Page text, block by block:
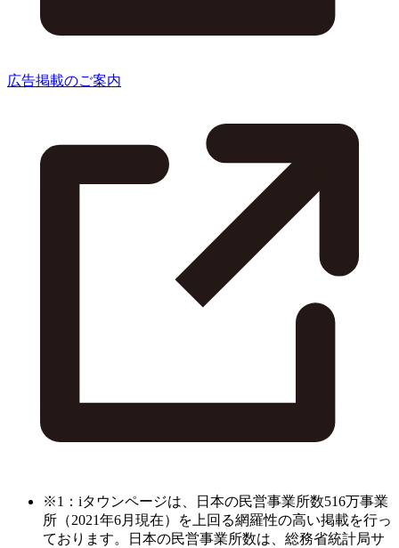
広告掲載のご案内
※1：iタウンページは、日本の民営事業所数516万事業
所（2021年6月現在）を上回る網羅性の高い掲載を行っ
ております。日本の民営事業所数は、総務省統計局サ